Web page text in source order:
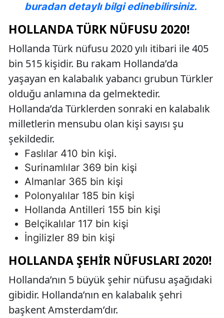
buradan detaylı bilgi edinebilirsiniz.
HOLLANDA TÜRK NÜFUSU 2020!
Hollanda Türk nüfusu 2020 yılı itibari ile 405
bin 515 kişidir. Bu rakam Hollanda’da
yaşayan en kalabalık yabancı grubun Türkler
olduğu anlamına da gelmektedir.
Hollanda’da Türklerden sonraki en kalabalık
milletlerin mensubu olan kişi sayısı şu
şekildedir.
Faslılar 410 bin kişi.
Surinamlılar 369 bin kişi
Almanlar 365 bin kişi
Polonyalılar 185 bin kişi
Hollanda Antilleri 155 bin kişi
Belçikalılar 117 bin kişi
İngilizler 89 bin kişi
HOLLANDA ŞEHIR NÜFUSLARI 2020!
Hollanda’nın 5 büyük şehir nüfusu aşağıdaki
gibidir. Hollanda’nın en kalabalık şehri
başkent Amsterdam’dır.